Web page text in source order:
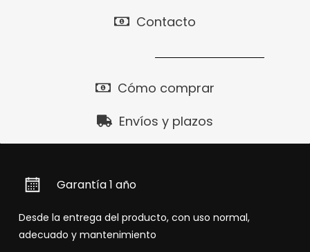
Contacto
Cómo comprar
Envíos y plazos
Garantía 1 año
Desde la entrega del producto, con uso normal,
adecuado y mantenimiento